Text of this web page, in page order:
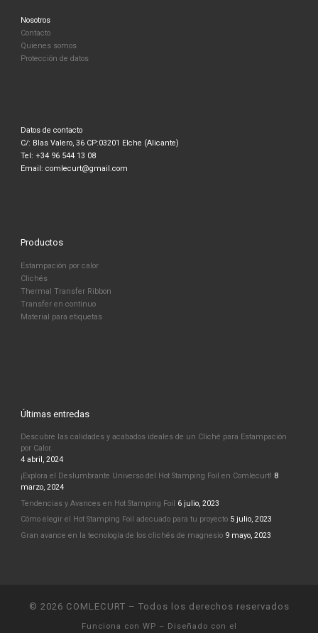
Nosotros
Contacto
Quienes somos
Protección de datos
Datos de contacto
C/: Blas Valero, 36 CP:03201 Elche (Alicante)
Tel: +34 96 544 13 08
Email: comlecurt@gmail.com
Productos
Estampación por calor
Clichés
Thermal Transfer Ribbon
Transfer en continuo
Material para etiquetas
Últimas entredas
Descubre las calidades y acabados ideales de un Cliché para Estampación
por Calor.
4 abril, 2024
¡Explora el Deslumbrante Universo del Hot Stamping Foil en Comlecurt! 8
marzo, 2024
Tendencias y Avances en Hot Stamping Foil 6 julio, 2023
Cómo elegir el Hot Stamping Foil adecuado para tu proyecto 5 julio, 2023
Gran avance en la tecnología de los clichés de magnesio 9 mayo, 2023
© 2026 COMLECURT – Todos los derechos reservados
Funciona con WP – Diseñado con el